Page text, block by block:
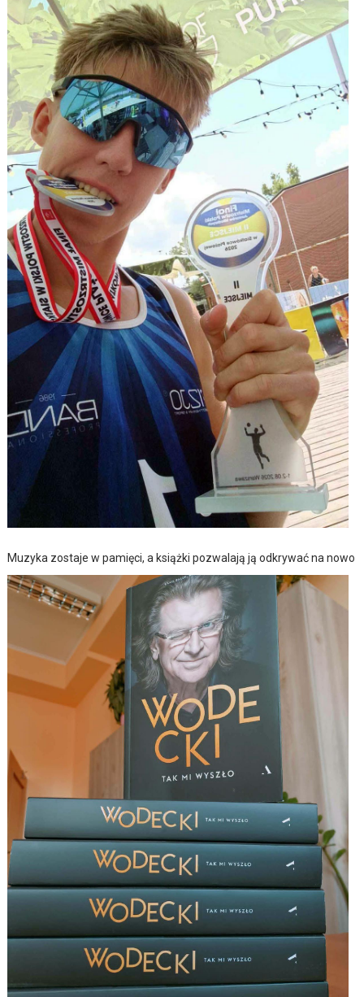
Muzyka zostaje w pamięci, a książki pozwalają ją odkrywać na nowo